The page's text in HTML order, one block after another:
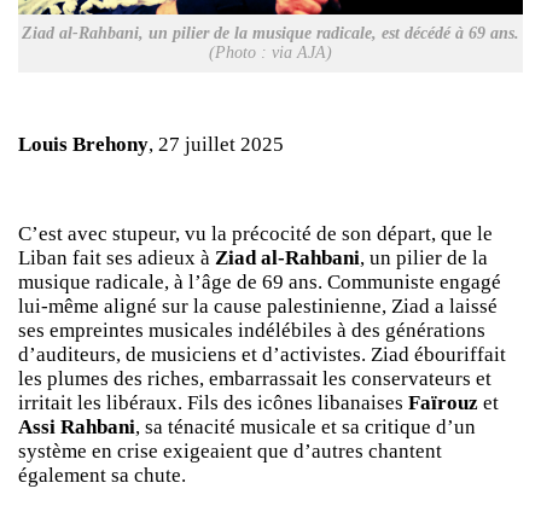
Ziad al-Rahbani, un pilier de la musique radicale, est décédé à 69 ans.
(Photo : via AJA)
Louis Brehony, 27 juillet 2025
C’est avec stupeur, vu la précocité de son départ, que le
Liban fait ses adieux à Ziad al-Rahbani, un pilier de la
musique radicale, à l’âge de 69 ans. Communiste engagé
lui-même aligné sur la cause palestinienne, Ziad a laissé
ses empreintes musicales indélébiles à des générations
d’auditeurs, de musiciens et d’activistes. Ziad ébouriffait
les plumes des riches, embarrassait les conservateurs et
irritait les libéraux. Fils des icônes libanaises Faïrouz et
Assi Rahbani, sa ténacité musicale et sa critique d’un
système en crise exigeaient que d’autres chantent
également sa chute.